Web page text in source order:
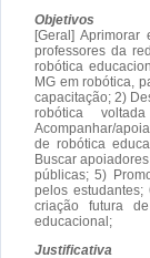
Objetivos
[Geral]
professores da
robótica
MG em robótica,
capacitação; 2)
robótica
Acompanhar/
de robótica
Buscar
públicas; 5)
pelos
criação futura
educacional;
Justificativa